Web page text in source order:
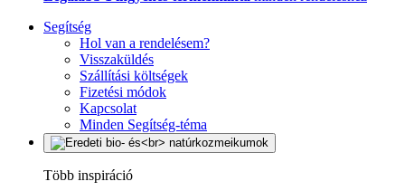
Segítség
Hol van a rendelésem?
Visszaküldés
Szállítási költségek
Fizetési módok
Kapcsolat
Minden Segítség-téma
Több inspiráció